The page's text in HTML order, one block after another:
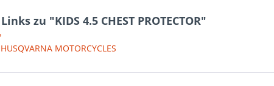
zu "KIDS 4.5 CHEST PROTECTOR"
MOTORCYCLES